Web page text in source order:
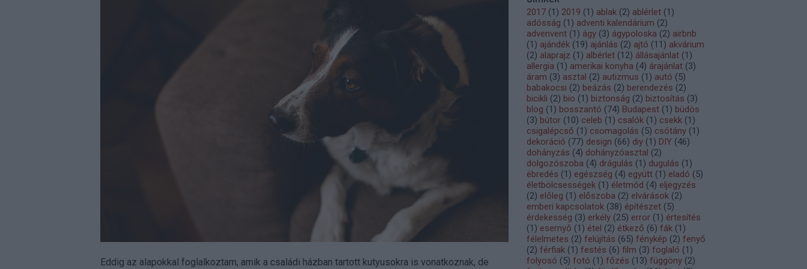
Eddig az alapokkal foglalkoztam, amik a családi házban tartott kutyusokra is vonatkoznak, de
2017 (1) 2019 (1) ablak (2) ablérlet (1)
adósság (1) adventi kalendárium (2)
advenvent (1) ágy (3) ágypoloska (2) airbnb
(1) ajándék (19) ajánlás (2) ajtó (11) akvárium
(2) alaprajz (1) albérlet (12) állásajánlat (1)
allergia (1) amerikai konyha (4) árajánlat (3)
áram (3) asztal (2) autizmus (1) autó (5)
babakocsi (2) beázás (2) berendezés (2)
bicikli (2) bio (1) biztonság (2) biztosítás (3)
blog (1) bosszantó (74) Budapest (1) büdös
(3) bútor (10) celeb (1) csalók (1) csekk (1)
csigalépcső (1) csomagolás (5) csótány (1)
dekoráció (77) design (66) diy (1) DIY (46)
dohányzás (4) dohányzóasztal (2)
dolgozószoba (4) drágulás (1) dugulás (1)
ébredés (1) egészség (4) együtt (1) eladó (5)
életbölcsességek (1) életmód (4) eljegyzés
(2) előleg (1) előszoba (2) elvárások (2)
emberi kapcsolatok (38) építészet (5)
érdekesség (3) erkély (25) error (1) értesítés
(1) esernyő (1) étel (2) étkező (6) fák (1)
félelmetes (2) felújítás (65) fénykép (2) fenyő
(2) férfiak (1) festés (6) film (3) foglaló (1)
folyosó (5) fotó (1) főzés (13) függöny (2)